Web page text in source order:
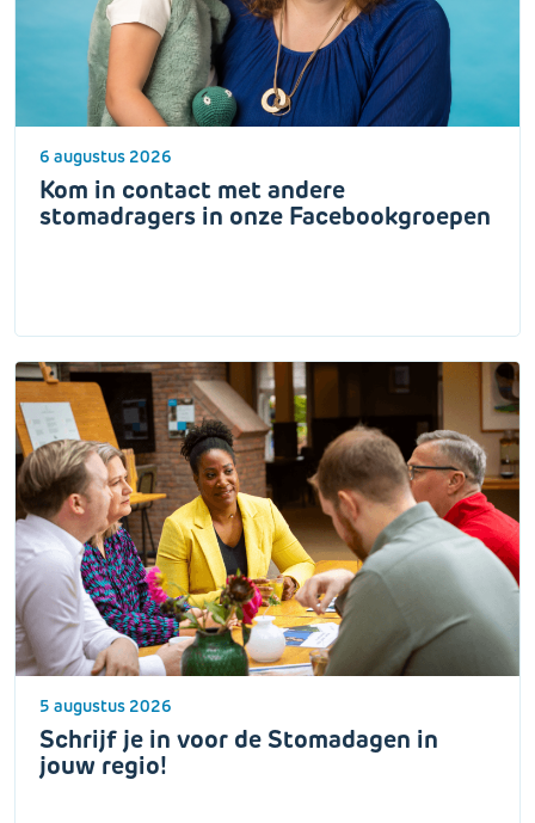
6 augustus 2026
Kom in contact met andere
stomadragers in onze Facebookgroepen
5 augustus 2026
Schrijf je in voor de Stomadagen in
jouw regio!